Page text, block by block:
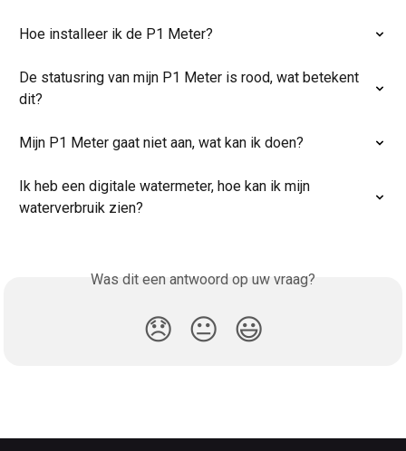
Hoe installeer ik de P1 Meter?
De statusring van mijn P1 Meter is rood, wat betekent
dit?
Mijn P1 Meter gaat niet aan, wat kan ik doen?
Ik heb een digitale watermeter, hoe kan ik mijn
waterverbruik zien?
Was dit een antwoord op uw vraag?
😞 😐 😃